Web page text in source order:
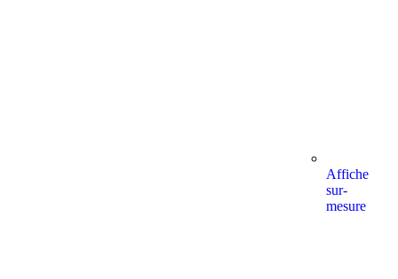
Affiche
sur-
mesure